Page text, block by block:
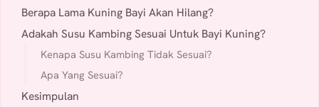
Berapa Lama Kuning Bayi Akan Hilang?
Adakah Susu Kambing Sesuai Untuk Bayi Kuning?
Kenapa Susu Kambing Tidak Sesuai?
Apa Yang Sesuai?
Kesimpulan